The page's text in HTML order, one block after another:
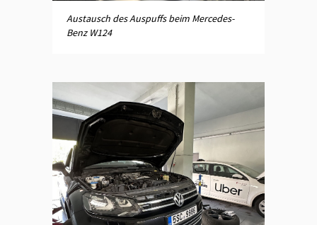
Austausch des Auspuffs beim Mercedes-
Benz W124